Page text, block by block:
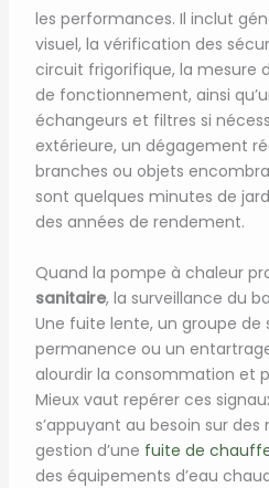
les performances. Il inclut
visuel, la vérification des
circuit frigorifique, la mesure
de fonctionnement, ainsi
échangeurs et filtres si
extérieure, un dégagement
branches ou objets
sont quelques minutes de
des années de rendement.
Quand la pompe à chaleur
sanitaire, la surveillance du
Une fuite lente, un groupe
permanence ou un
alourdir la consommation et
Mieux vaut repérer ces
s’appuyant au besoin sur
gestion d’une fuite de
des équipements d’eau